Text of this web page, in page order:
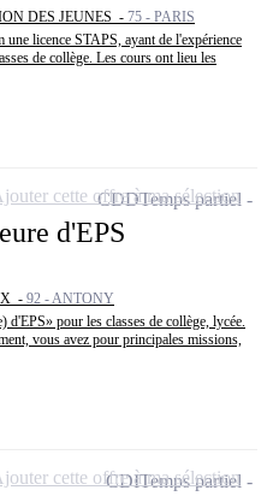
DES JEUNES - 75 - PARIS
licence STAPS, ayant de l'expérience
de collège. Les cours ont lieu les
d'EPS
- 92 - ANTONY
d'EPS» pour les classes de collège, lycée.
vous avez pour principales missions,
CDDTemps partiel
cette offre à ma sélection
CDITemps partiel
cette offre à ma sélection